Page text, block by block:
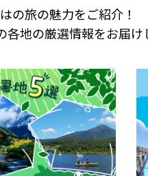
の旅の魅力をご紹介！
地の厳選情報をお届け